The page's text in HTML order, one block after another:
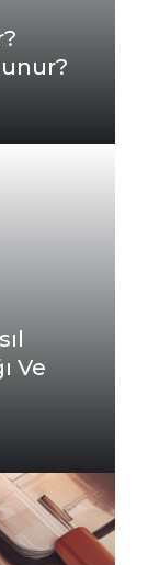
Ve